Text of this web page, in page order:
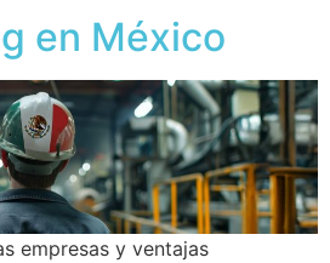
en México
empresas y ventajas